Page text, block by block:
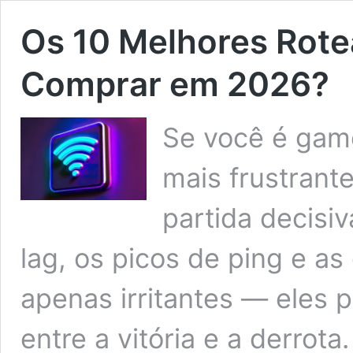
Os 10 Melhores
Comprar em 2026?
Se você é
mais
partida
lag, os picos de ping e
apenas irritantes — eles
entre a vitória e a